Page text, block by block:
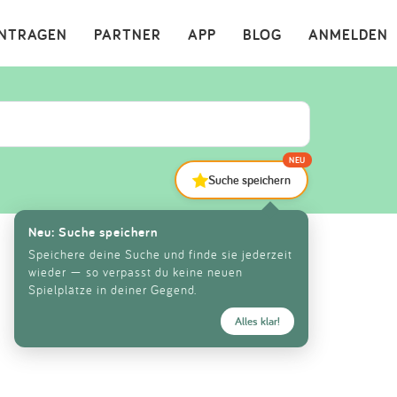
ANMELDEN
BLOG
APP
PARTNER ×
Suche speichern
NEU
Neu: Suche speichern
Speichere deine Suche und finde sie jederzeit
wieder — so verpasst du keine neuen
Spielplätze in deiner Gegend.
Alles klar!